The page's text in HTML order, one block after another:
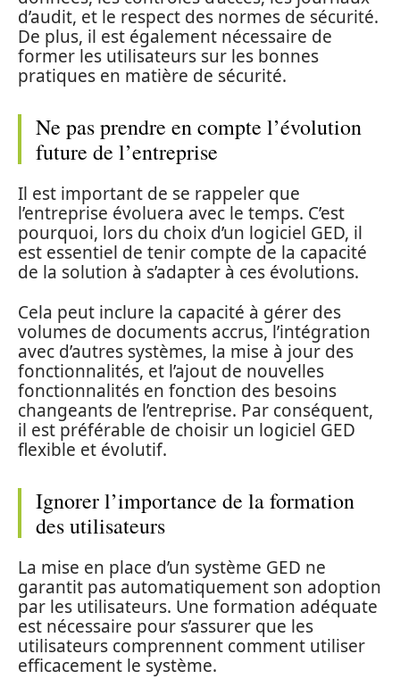
d’audit, et le respect des normes de sécurité.
De plus, il est également nécessaire de
former les utilisateurs sur les bonnes
pratiques en matière de sécurité.
Ne pas prendre en compte l’évolution
future de l’entreprise
Il est important de se rappeler que
l’entreprise évoluera avec le temps. C’est
pourquoi, lors du choix d’un logiciel GED, il
est essentiel de tenir compte de la capacité
de la solution à s’adapter à ces évolutions.
Cela peut inclure la capacité à gérer des
volumes de documents accrus, l’intégration
avec d’autres systèmes, la mise à jour des
fonctionnalités, et l’ajout de nouvelles
fonctionnalités en fonction des besoins
changeants de l’entreprise. Par conséquent,
il est préférable de choisir un logiciel GED
flexible et évolutif.
Ignorer l’importance de la formation
des utilisateurs
La mise en place d’un système GED ne
garantit pas automatiquement son adoption
par les utilisateurs. Une formation adéquate
est nécessaire pour s’assurer que les
utilisateurs comprennent comment utiliser
efficacement le système.